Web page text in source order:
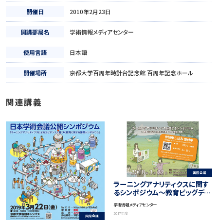
開催日 2010年2月23日
開講部局名 学術情報メディアセンター
使用言語 日本語
開催場所 京都大学百周年時計台記念館 百周年記念ホール
関連講義
国際会議
国際会議
ラーニングアナリティクスに関す
るシンポジウム～教育ビッグデー
～
学術情報メディアセンター
2017年度